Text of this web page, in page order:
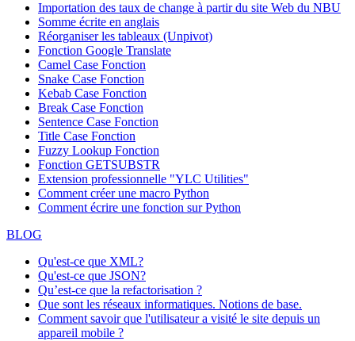
Importation des taux de change à partir du site Web du NBU
Somme écrite en anglais
Réorganiser les tableaux (Unpivot)
Fonction Google Translate
Camel Case Fonction
Snake Case Fonction
Kebab Case Fonction
Break Case Fonction
Sentence Case Fonction
Title Case Fonction
Fuzzy Lookup Fonction
Fonction GETSUBSTR
Extension professionnelle "YLC Utilities"
Comment créer une macro Python
Comment écrire une fonction sur Python
BLOG
Qu'est-ce que XML?
Qu'est-ce que JSON?
Qu’est-ce que la refactorisation ?
Que sont les réseaux informatiques. Notions de base.
Comment savoir que l'utilisateur a visité le site depuis un
appareil mobile ?